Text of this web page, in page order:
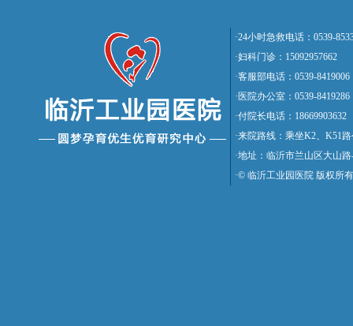
·24小时急救电话：0539-
·妇科门诊：15092957662
·客服部电话：0539-8419006
·医院办公室：0539-8419286
·付院长电话：18669903632
·来院路线：乘坐K2、K51
·地址：临沂市兰山区大山
·© 临沂工业园医院 版权所